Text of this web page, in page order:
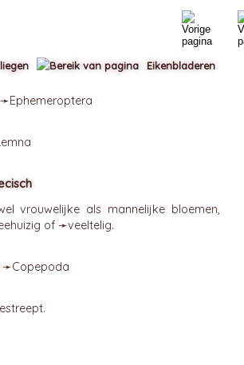
➛Ephemeroptera
vrouwelijke als mannelijke bloemen,
of ➛veeltelig.
➛Copepoda
Eikenbladeren